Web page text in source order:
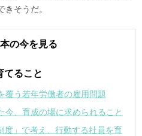
そうだ。
の今を見る
てること
覆う若年労働者の雇用問題
今、育成の場に求められること
」で考え、行動する社員を育